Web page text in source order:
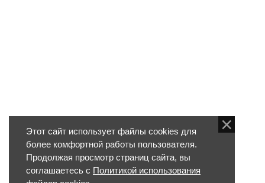
Этот сайт использует файлы cookies для
более комфортной работы пользователя.
Продолжая просмотр страниц сайта, вы
соглашаетесь с Политикой использования